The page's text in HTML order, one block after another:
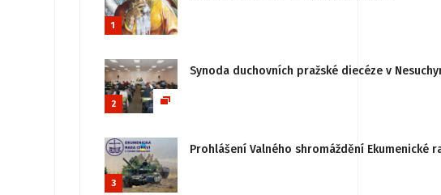
1
2
Synoda duchovních pražské diecéze v
3
Prohlášení Valného shromáždění